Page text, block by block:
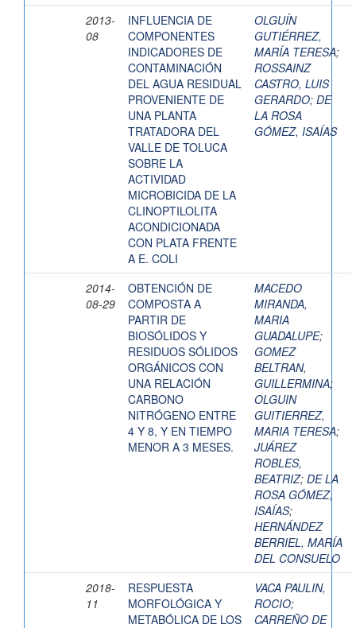
2013-
08
INFLUENCIA DE
COMPONENTES
INDICADORES DE
CONTAMINACIÓN
DEL AGUA RESIDUAL
PROVENIENTE DE
UNA PLANTA
TRATADORA DEL
VALLE DE TOLUCA
SOBRE LA
ACTIVIDAD
MICROBICIDA DE LA
CLINOPTILOLITA
ACONDICIONADA
CON PLATA FRENTE
A E. COLI
OLGUÍN
GUTIÉRREZ,
MARÍA TERESA;
ROSSAINZ
CASTRO, LUIS
GERARDO; DE
LA ROSA
GÓMEZ, ISAÍAS
2014-
08-29
OBTENCIÓN DE
COMPOSTA A
PARTIR DE
BIOSÓLIDOS Y
RESIDUOS SÓLIDOS
ORGÁNICOS CON
UNA RELACIÓN
CARBONO
NITRÓGENO ENTRE
4 Y 8, Y EN TIEMPO
MENOR A 3 MESES.
MACEDO
MIRANDA,
MARIA
GUADALUPE;
GOMEZ
BELTRAN,
GUILLERMINA;
OLGUIN
GUITIERREZ,
MARIA TERESA;
JUÁREZ
ROBLES,
BEATRIZ; DE LA
ROSA GÓMEZ,
ISAÍAS;
HERNÁNDEZ
BERRIEL, MARÍA
DEL CONSUELO
2018-
11
RESPUESTA
MORFOLÓGICA Y
METABÓLICA DE LOS
VACA PAULIN,
ROCIO;
CARREÑO DE